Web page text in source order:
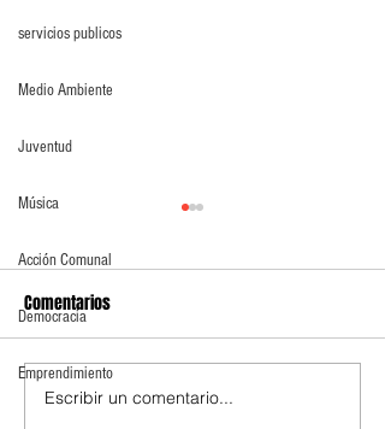
servicios publicos
Medio Ambiente
Juventud
Música
Acción Comunal
Democracia
Emprendimiento
Cundinamarca implementa
Comentarios
Escribir un comentario...